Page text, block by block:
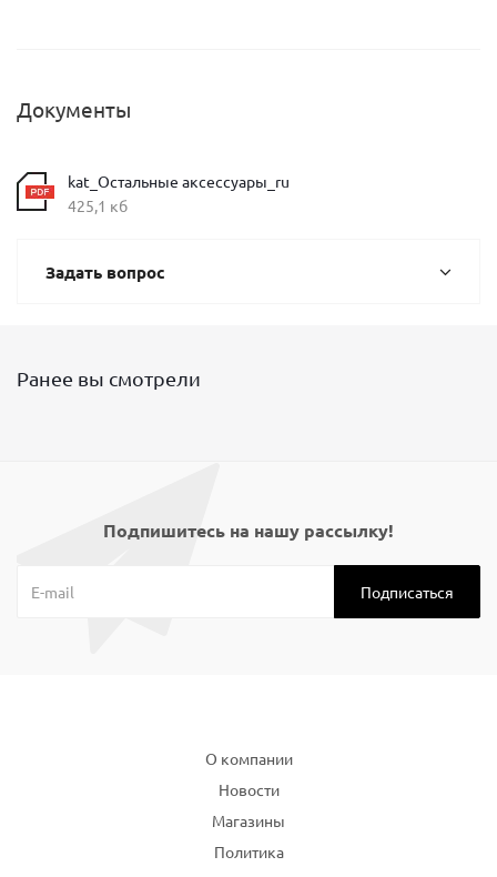
Документы
kat_Остальные аксессуары_ru
425,1 кб
Задать вопрос
Ранее вы смотрели
Подпишитесь на нашу рассылку!
О компании
Новости
Магазины
Политика